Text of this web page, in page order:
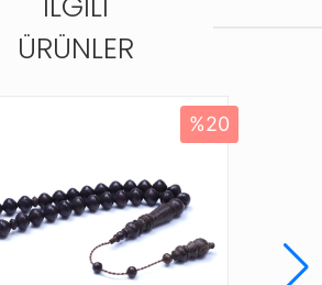
Sıralı Sistem Kamçı
Günlük Kullanıma Uygundur
Tekli ve Çiftli Çekime Uygun
Dayanıklı Tesbih Kutusu ve
Karton Taşıma Çantası
Ürün Açıklaması
ışık efekti nedeniyle, öğenin
gösterilen renkten biraz farklı
ÜRÜNLER
%20